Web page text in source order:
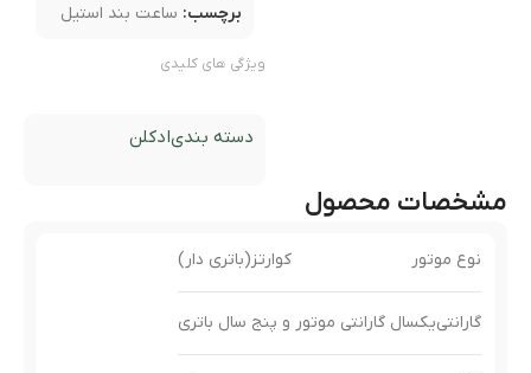
برچسب: ساعت بند استیل
ویژگی های کلیدی
دسته بندیادکلن
مشخصات محصول
نوع موتور کوارتز(باتری دار)
گارانتییکسال گارانتی موتور و پنج سال باتری